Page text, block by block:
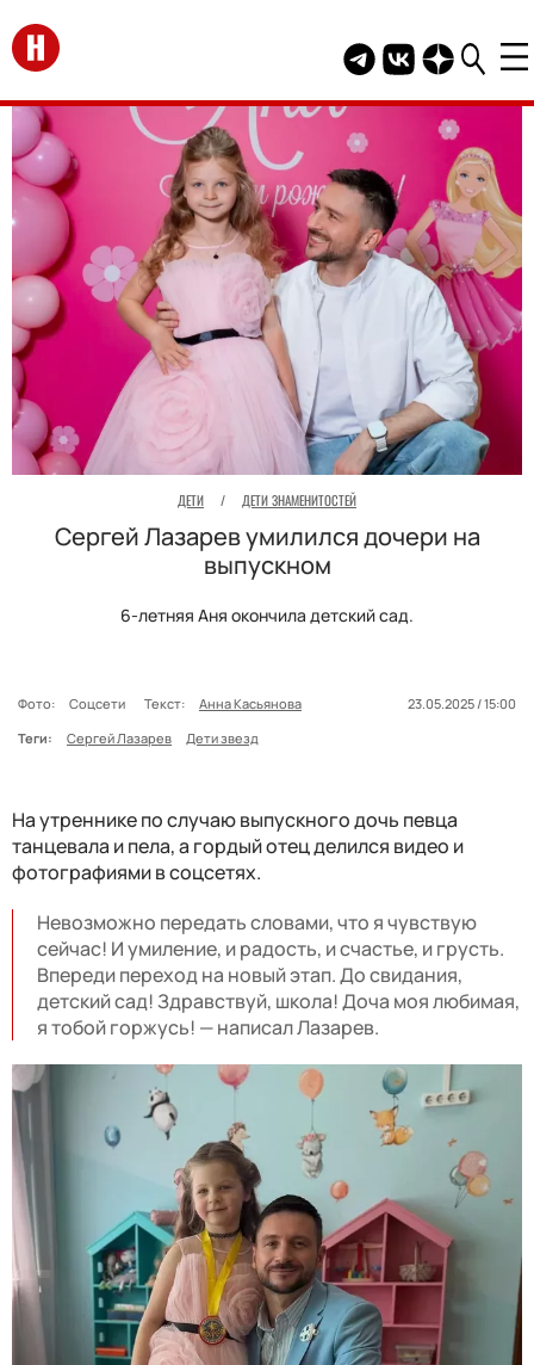
Перейти на главную
Telegram канал
Группа HELLO
Канал
ДЕТИ / ДЕТИ ЗНАМЕНИТОСТЕЙ
Сергей Лазарев умилился дочери на
выпускном
6-летняя Аня окончила детский сад.
Фото: Соцсети Текст: Анна Касьянова
23.05.2025 / 15:00
Теги:
Сергей Лазарев Дети звезд
На утреннике по случаю выпускного дочь певца
танцевала и пела, а гордый отец делился видео и
фотографиями в соцсетях.
Невозможно передать словами, что я чувствую
сейчас! И умиление, и радость, и счастье, и грусть.
Впереди переход на новый этап. До свидания,
детский сад! Здравствуй, школа! Доча моя любимая,
я тобой горжусь! — написал Лазарев.